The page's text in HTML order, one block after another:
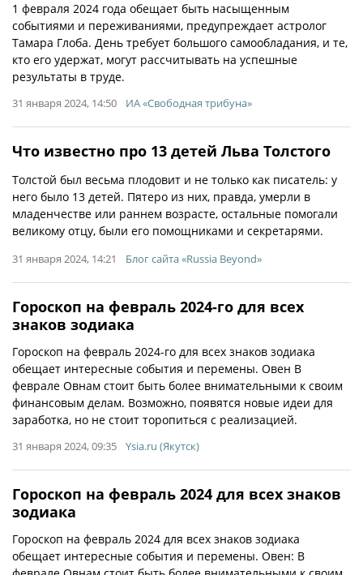
1 февраля 2024 года обещает быть насыщенным
событиями и переживаниями, предупреждает астролог
Тамара Глоба. День требует большого самообладания, и те,
кто его удержат, могут рассчитывать на успешные
результаты в труде.
31 января 2024, 14:50 ИА «Свободная трибуна»
Что известно про 13 детей Льва Толстого
Толстой был весьма плодовит и не только как писатель: у
него было 13 детей. Пятеро из них, правда, умерли в
младенчестве или раннем возрасте, остальные помогали
великому отцу, были его помощниками и секретарями.
31 января 2024, 14:21 Блог сайта «Russia Beyond»
Гороскоп на февраль 2024-го для всех
знаков зодиака
Гороскоп на февраль 2024-го для всех знаков зодиака
обещает интересные события и перемены. Овен В
феврале Овнам стоит быть более внимательными к своим
финансовым делам. Возможно, появятся новые идеи для
заработка, но не стоит торопиться с реализацией.
31 января 2024, 09:35 Ysia.ru (Якутск)
Гороскоп на февраль 2024 для всех знаков
зодиака
Гороскоп на февраль 2024 для всех знаков зодиака
обещает интересные события и перемены. Овен: В